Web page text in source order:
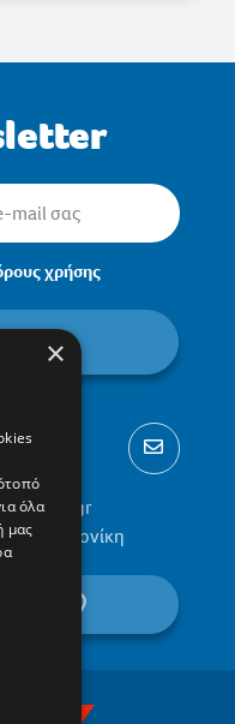
χρήσης
Θεσσαλονίκη
×
όλα
μας